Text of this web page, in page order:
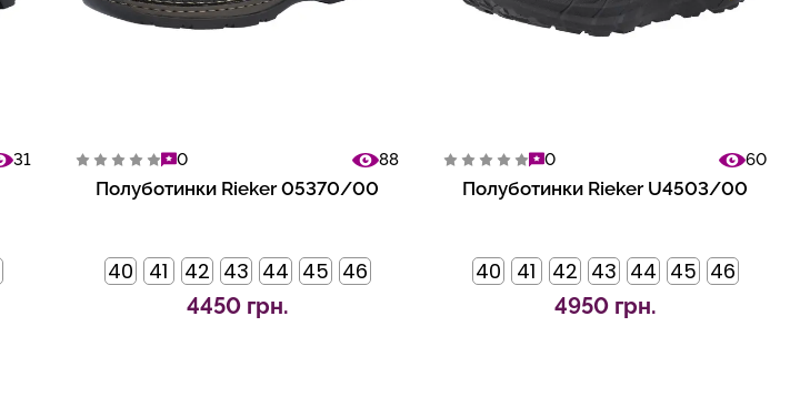
31 0 88
Полуботинки Rieker 05370/00
40 41 42 43 44 45 46
4450 грн.
0 60
Полуботинки Rieker U4503/00
40 41 42 43 44 45 46
4950 грн.